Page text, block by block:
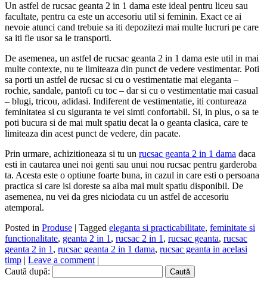
Un astfel de rucsac geanta 2 in 1 dama este ideal pentru liceu sau
facultate, pentru ca este un accesoriu util si feminin. Exact ce ai
nevoie atunci cand trebuie sa iti depozitezi mai multe lucruri pe care
sa iti fie usor sa le transporti.
De asemenea, un astfel de rucsac geanta 2 in 1 dama este util in mai
multe contexte, nu te limiteaza din punct de vedere vestimentar. Poti
sa porti un astfel de rucsac si cu o vestimentatie mai eleganta –
rochie, sandale, pantofi cu toc – dar si cu o vestimentatie mai casual
– blugi, tricou, adidasi. Indiferent de vestimentatie, iti contureaza
feminitatea si cu siguranta te vei simti confortabil. Si, in plus, o sa te
poti bucura si de mai mult spatiu decat la o geanta clasica, care te
limiteaza din acest punct de vedere, din pacate.
Prin urmare, achizitioneaza si tu un rucsac geanta 2 in 1 dama daca
esti in cautarea unei noi genti sau unui nou rucsac pentru garderoba
ta. Acesta este o optiune foarte buna, in cazul in care esti o persoana
practica si care isi doreste sa aiba mai mult spatiu disponibil. De
asemenea, nu vei da gres niciodata cu un astfel de accesoriu
atemporal.
Posted in Produse | Tagged eleganta si practicabilitate, feminitate si
functionalitate, geanta 2 in 1 , rucsac 2 in 1 , rucsac geanta, rucsac
geanta 2 in 1 , rucsac geanta 2 in 1 dama, rucsac geanta in acelasi
timp | Leave a comment |
Caută după: